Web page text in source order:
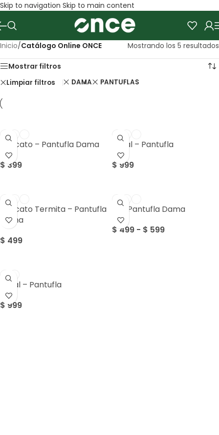
Skip to navigation Skip to main content
Inicio/Catálogo Online ONCE Mostrando los 5 resultados
Mostrar filtros
Limpiar filtros DAMA PANTUFLAS
Boccato – Pantufla Dama
$ 399
Dural – Pantufla
$ 999
Boccato Termita – Pantufla
Dama
$ 499
M – Pantufla Dama
$ 499 - $ 599
Dural – Pantufla
$ 999